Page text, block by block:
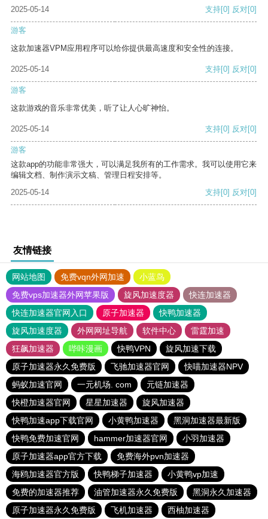
2025-05-14
支持[0] 反对[0]
游客
这款加速器VPM应用程序可以给你提供最高速度和安全性的连接。
2025-05-14 支持[0] 反对[0]
游客
这款游戏的音乐非常优美，听了让人心旷神怡。
2025-05-14 支持[0] 反对[0]
游客
这款app的功能非常强大，可以满足我所有的工作需求。我可以使用它来
编辑文档、制作演示文稿、管理日程安排等。
2025-05-14
支持[0] 反对[0]
友情链接
网站地图 免费vqn外网加速
小蓝鸟
免费vps加速器外网苹果版
旋风加速度器
快连加速器
快连加速器官网入口
原子加速器
快鸭加速器
旋风加速度器
外网网址导航 软件中心
雷霆加速
狂飙加速器
哔咔漫画 快鸭VPN
旋风加速下载
原子加速器永久免费版
飞驰加速器官网
快喵加速器NPV
蚂蚁加速官网
一元机场. com
元链加速器
快橙加速器官网
星星加速器
旋风加速器
快鸭加速app下载官网
小黄鸭加速器
黑洞加速器最新版
快鸭免费加速官网
hammer加速器官网
小羽加速器
原子加速器app官方下载
免费海外pvn加速器
海鸥加速器官方版
快鸭梯子加速器
小黄鸭vp加速
免费的加速器推荐
油管加速器永久免费版
黑洞永久加速器
原子加速器永久免费版
飞机加速器 西柚加速器